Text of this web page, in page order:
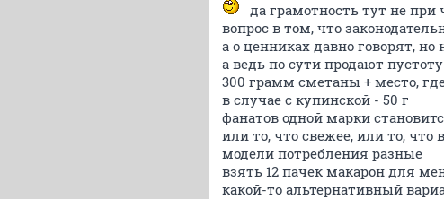
да грамотность тут не при
вопрос в том, что
а о ценниках давно говорят, но
а ведь по сути продают
300 грамм сметаны + место,
в случае с купинской - 50 г
фанатов одной марки
или то, что свежее, или то, что
модели потребления разные
взять 12 пачек макарон для
какой-то альтернативный